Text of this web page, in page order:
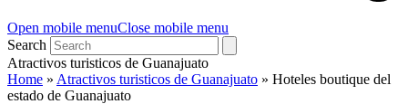
Open mobile menuClose mobile menu
Search
Atractivos turisticos de Guanajuato
Home » Atractivos turisticos de Guanajuato » Hoteles boutique del
estado de Guanajuato